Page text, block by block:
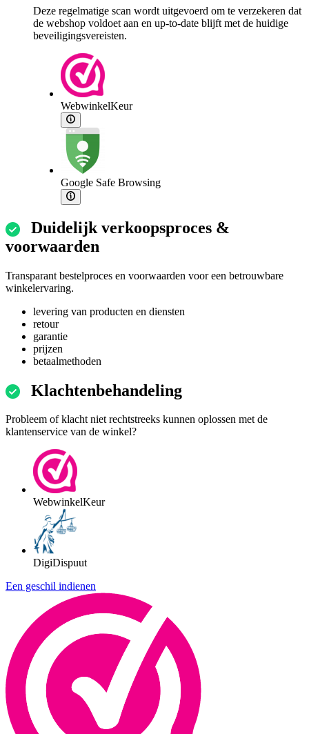
Deze regelmatige scan wordt uitgevoerd om te verzekeren dat
de webshop voldoet aan en up-to-date blijft met de huidige
beveiligingsvereisten.
WebwinkelKeur
Google Safe Browsing
Duidelijk verkoopsproces &
voorwaarden
Transparant bestelproces en voorwaarden voor een betrouwbare
winkelervaring.
levering van producten en diensten
retour
garantie
prijzen
betaalmethoden
Klachtenbehandeling
Probleem of klacht niet rechtstreeks kunnen oplossen met de
klantenservice van de winkel?
WebwinkelKeur
DigiDispuut
Een geschil indienen